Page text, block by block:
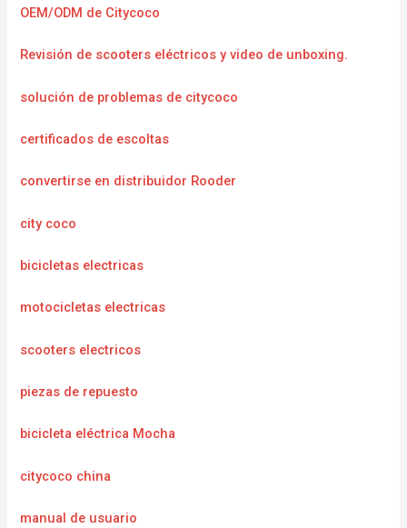
OEM/ODM de Citycoco
Revisión de scooters eléctricos y video de unboxing.
solución de problemas de citycoco
certificados de escoltas
convertirse en distribuidor Rooder
city coco
bicicletas electricas
motocicletas electricas
scooters electricos
piezas de repuesto
bicicleta eléctrica Mocha
citycoco china
manual de usuario